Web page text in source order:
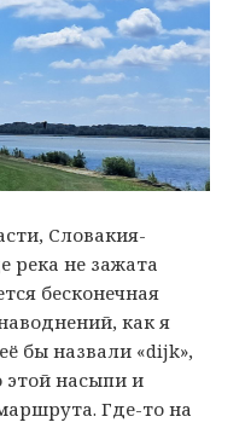
Словакия-
река не зажата
бесконечная
как я
бы назвали «dijk»,
этой насыпи и
Где-то на